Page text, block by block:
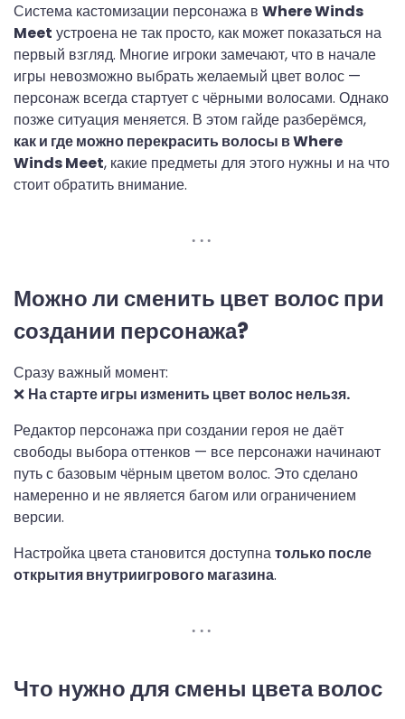
Система кастомизации персонажа в Where Winds
Meet устроена не так просто, как может показаться на
первый взгляд. Многие игроки замечают, что в начале
игры невозможно выбрать желаемый цвет волос —
персонаж всегда стартует с чёрными волосами. Однако
позже ситуация меняется. В этом гайде разберёмся,
как и где можно перекрасить волосы в Where
Winds Meet, какие предметы для этого нужны и на что
стоит обратить внимание.
Можно ли сменить цвет волос при
создании персонажа?
Сразу важный момент:
❌ На старте игры изменить цвет волос нельзя.
Редактор персонажа при создании героя не даёт
свободы выбора оттенков — все персонажи начинают
путь с базовым чёрным цветом волос. Это сделано
намеренно и не является багом или ограничением
версии.
Настройка цвета становится доступнатолько после
открытия внутриигрового магазина.
Что нужно для смены цвета волос